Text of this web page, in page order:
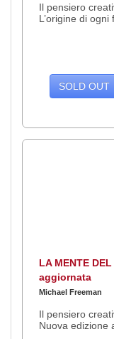
Il pensiero
L’origine di ogni
SOLD OUT
LA MENTE
aggiornata
Michael Freeman
Il pensiero
Nuova edizione